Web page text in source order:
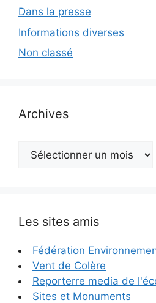
Dans la presse
Informations diverses
Non classé
Archives
Archives
Les sites amis
Fédération
Vent de Colère
Reporterre media de
Sites et Monuments